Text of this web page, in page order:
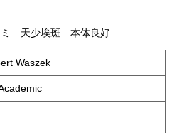
ミ 天少埃斑 本体良好
Waszek